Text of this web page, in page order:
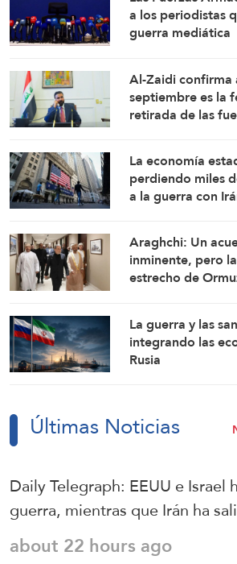
a los periodistas
guerra mediática
Al-Zaidi confirma
septiembre es la
retirada de las
La economía
perdiendo miles
a la guerra con
Araghchi: Un
inminente, pero
estrecho de
La guerra y las
integrando las
Rusia
Últimas Noticias
Daily Telegraph: EEUU e Israel
guerra, mientras que Irán ha
about 22 hours ago